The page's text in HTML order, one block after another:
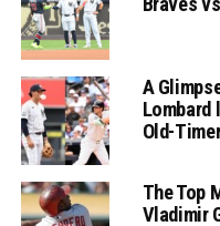
A
Lombard
Old-
The Top
Vladimir